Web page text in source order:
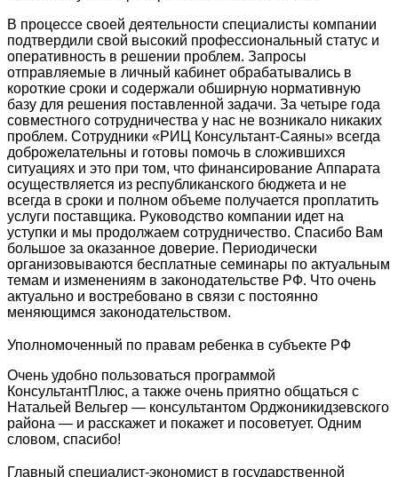
В процессе своей деятельности специалисты компании
подтвердили свой высокий профессиональный статус и
оперативность в решении проблем. Запросы
отправляемые в личный кабинет обрабатывались в
короткие сроки и содержали обширную нормативную
базу для решения поставленной задачи. За четыре года
совместного сотрудничества у нас не возникало никаких
проблем. Сотрудники «РИЦ Консультант-Саяны» всегда
доброжелательны и готовы помочь в сложившихся
ситуациях и это при том, что финансирование Аппарата
осуществляется из республиканского бюджета и не
всегда в сроки и полном объеме получается проплатить
услуги поставщика. Руководство компании идет на
уступки и мы продолжаем сотрудничество. Спасибо Вам
большое за оказанное доверие. Периодически
организовываются бесплатные семинары по актуальным
темам и изменениям в законодательстве РФ. Что очень
актуально и востребовано в связи с постоянно
меняющимся законодательством.
Уполномоченный по правам ребенка в субъекте РФ
Очень удобно пользоваться программой
КонсультантПлюс, а также очень приятно общаться с
Натальей Вельгер — консультантом Орджоникидзевского
района — и расскажет и покажет и посоветует. Одним
словом, спасибо!
Главный специалист-экономист в государственной